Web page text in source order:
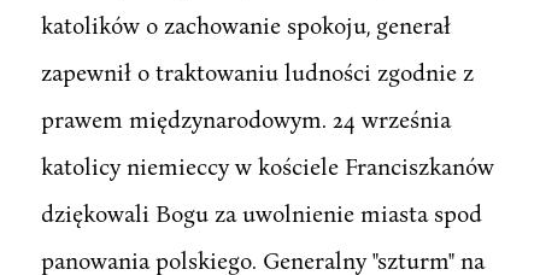
katolików o zachowanie spokoju, generał
zapewnił o traktowaniu ludności zgodnie z
prawem międzynarodowym. 24 września
katolicy niemieccy w kościele Franciszkanów
dziękowali Bogu za uwolnienie miasta spod
panowania polskiego. Generalny "szturm" na